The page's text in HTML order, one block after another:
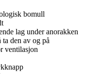
bomull
lag under anorakken
den av og på
ventilasjon
pp